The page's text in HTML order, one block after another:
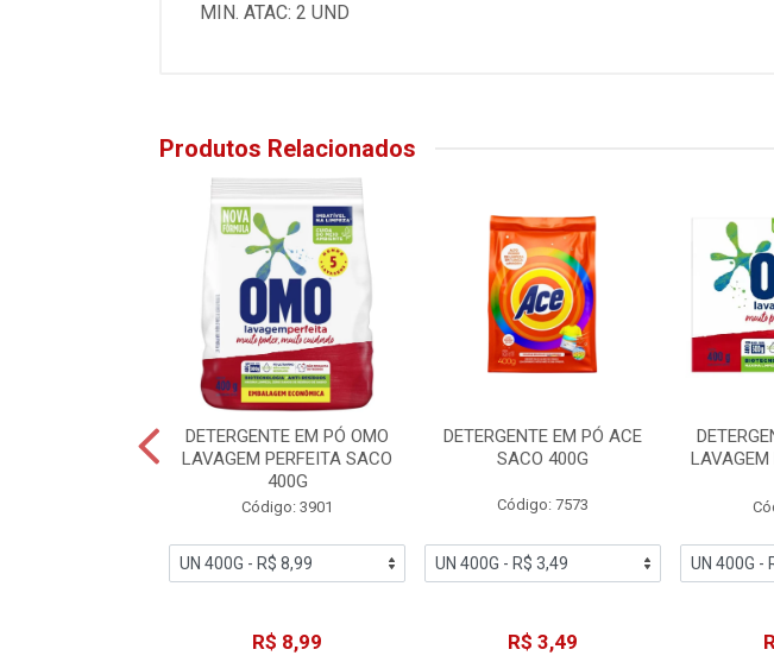
MIN. ATAC: 2 UND
Produtos Relacionados
DETERGENTE EM PÓ OMO
LAVAGEM PERFEITA SACO
400G
Código: 3901
R$ 8,99
DETERGENTE EM PÓ ACE
SACO 400G
Código: 7573
R$ 3,49